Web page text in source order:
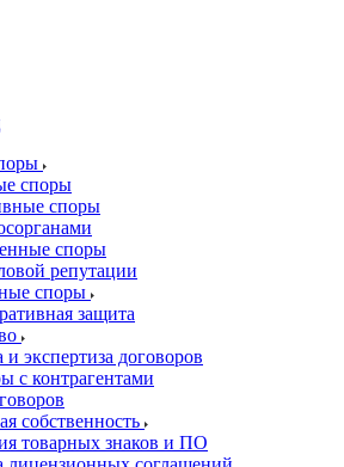
споры
споры
споры
репутации
споры
защита
и экспертиза договоров
с контрагентами
собственность
товарных знаков и ПО